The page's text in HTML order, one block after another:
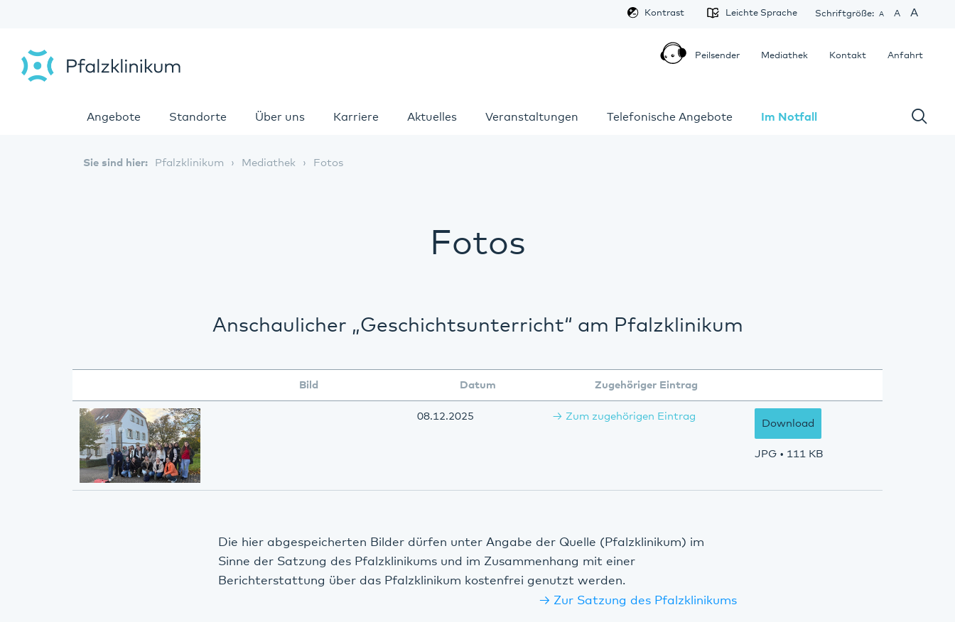
Angebote Standorte Über uns Karriere Aktuelles Veranstaltungen Telefonische Angebote Im Notfall
Schriftgröße: A A A
Leichte Sprache
Kontrast
Anfahrt
Kontakt
Mediathek
Peilsender
Sie sind hier: Pfalzklinikum Mediathek Fotos
Fotos
Anschaulicher „Geschichtsunterricht“ am Pfalzklinikum
Bild Datum Zugehöriger Eintrag
08.12.2025 Zum zugehörigen Eintrag
Download
JPG • 111 KB
Die hier abgespeicherten Bilder dürfen unter Angabe der Quelle (Pfalzklinikum) im
Sinne der Satzung des Pfalzklinikums und im Zusammenhang mit einer
Berichterstattung über das Pfalzklinikum kostenfrei genutzt werden.
Zur Satzung des Pfalzklinikums